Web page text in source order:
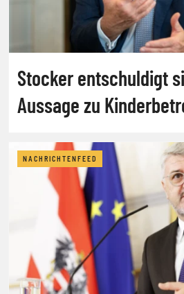
Stocker entschuldigt
Aussage zu
NACHRICHTENFEED